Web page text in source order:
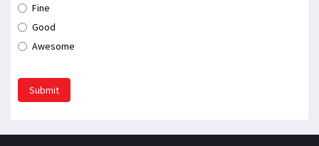
Fine
Good
Awesome
Submit